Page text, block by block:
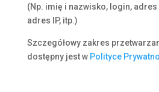
(Np. imię i nazwisko, login,
adres IP, itp.)
Szczegółowy zakres
dostępny jest w Polityce